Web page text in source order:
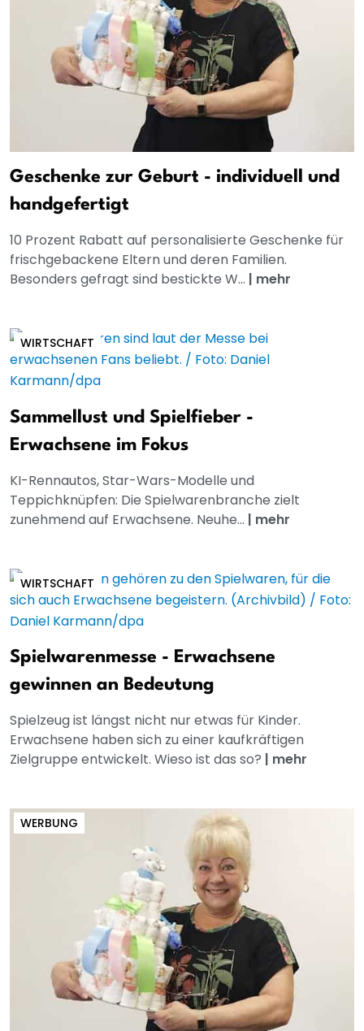
Geschenke zur Geburt - individuell und
handgefertigt
10 Prozent Rabatt auf personalisierte Geschenke für
frischgebackene Eltern und deren Familien.
Besonders gefragt sind bestickte W... | mehr
WIRTSCHAFT
Sammellust und Spielfieber -
Erwachsene im Fokus
KI-Rennautos, Star-Wars-Modelle und
Teppichknüpfen: Die Spielwarenbranche zielt
zunehmend auf Erwachsene. Neuhe... | mehr
WIRTSCHAFT
Spielwarenmesse - Erwachsene
gewinnen an Bedeutung
Spielzeug ist längst nicht nur etwas für Kinder.
Erwachsene haben sich zu einer kaufkräftigen
Zielgruppe entwickelt. Wieso ist das so? | mehr
WERBUNG